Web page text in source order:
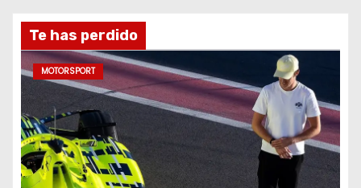
Te has perdido
MOTORSPORT